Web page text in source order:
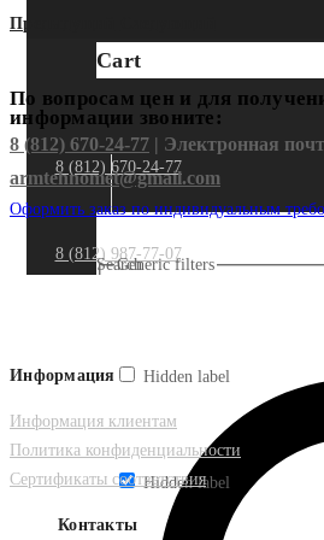
8 (812) 670-24-77
8 (812) 987-77-07
Cart
Search
Generic filters
Hidden label
Hidden label
Предыдущий
По вопросам цен и для
информации звоните:
8 (812) 670-24-77 | Электронная
armtehnomet@gmail.com
Оформить заказ по индивидуальным
Информация
Информация клиентам
Политика конфиденциальности
Сертификаты соответствия
Контакты